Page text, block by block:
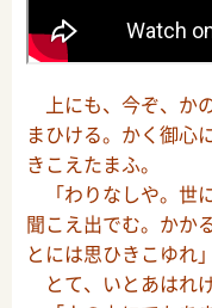
上にも、今ぞ、か
まひける。かく御心
きこえたまふ。
「わりなしや。世
聞こえ出でむ。かか
とには思ひきこゆれ」
とて、いとあはれ